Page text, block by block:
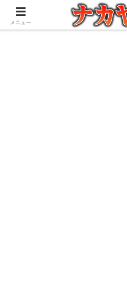
アウトドアとガジェット好き
メニュー